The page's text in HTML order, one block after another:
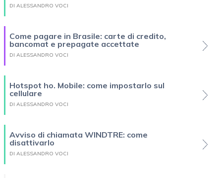
DI ALESSANDRO VOCI
Come pagare in Brasile: carte di credito,
bancomat e prepagate accettate
DI ALESSANDRO VOCI
Hotspot ho. Mobile: come impostarlo sul
cellulare
DI ALESSANDRO VOCI
Avviso di chiamata WINDTRE: come
disattivarlo
DI ALESSANDRO VOCI